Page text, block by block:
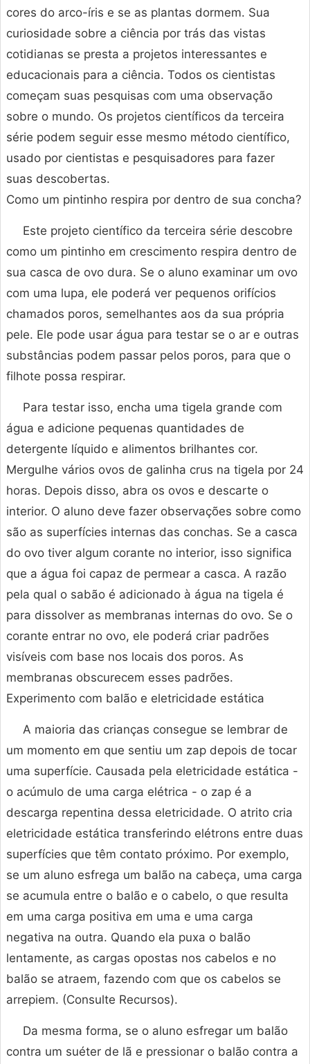
cores do arco-íris e se as plantas dormem. Sua
curiosidade sobre a ciência por trás das vistas
cotidianas se presta a projetos interessantes e
educacionais para a ciência. Todos os cientistas
começam suas pesquisas com uma observação
sobre o mundo. Os projetos científicos da terceira
série podem seguir esse mesmo método científico,
usado por cientistas e pesquisadores para fazer
suas descobertas.
Como um pintinho respira por dentro de sua concha?
Este projeto científico da terceira série descobre
como um pintinho em crescimento respira dentro de
sua casca de ovo dura. Se o aluno examinar um ovo
com uma lupa, ele poderá ver pequenos orifícios
chamados poros, semelhantes aos da sua própria
pele. Ele pode usar água para testar se o ar e outras
substâncias podem passar pelos poros, para que o
filhote possa respirar.
Para testar isso, encha uma tigela grande com
água e adicione pequenas quantidades de
detergente líquido e alimentos brilhantes cor.
Mergulhe vários ovos de galinha crus na tigela por 24
horas. Depois disso, abra os ovos e descarte o
interior. O aluno deve fazer observações sobre como
são as superfícies internas das conchas. Se a casca
do ovo tiver algum corante no interior, isso significa
que a água foi capaz de permear a casca. A razão
pela qual o sabão é adicionado à água na tigela é
para dissolver as membranas internas do ovo. Se o
corante entrar no ovo, ele poderá criar padrões
visíveis com base nos locais dos poros. As
membranas obscurecem esses padrões.
Experimento com balão e eletricidade estática
A maioria das crianças consegue se lembrar de
um momento em que sentiu um zap depois de tocar
uma superfície. Causada pela eletricidade estática -
o acúmulo de uma carga elétrica - o zap é a
descarga repentina dessa eletricidade. O atrito cria
eletricidade estática transferindo elétrons entre duas
superfícies que têm contato próximo. Por exemplo,
se um aluno esfrega um balão na cabeça, uma carga
se acumula entre o balão e o cabelo, o que resulta
em uma carga positiva em uma e uma carga
negativa na outra. Quando ela puxa o balão
lentamente, as cargas opostas nos cabelos e no
balão se atraem, fazendo com que os cabelos se
arrepiem. (Consulte Recursos).
Da mesma forma, se o aluno esfregar um balão
contra um suéter de lã e pressionar o balão contra a